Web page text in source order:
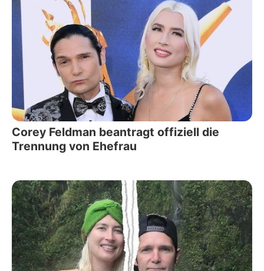
Corey Feldman beantragt offiziell die
Trennung von Ehefrau